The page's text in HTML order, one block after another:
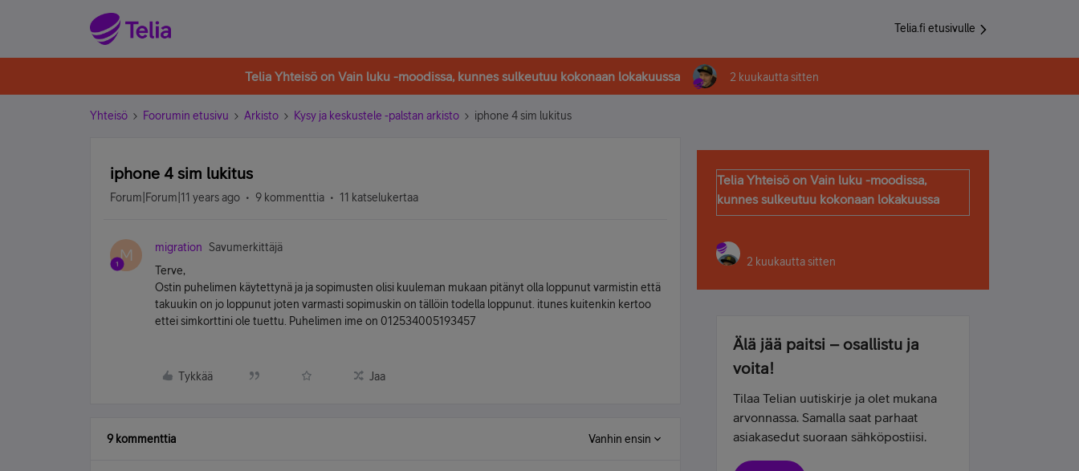
Telia.fi etusivulle
Telia Yhteisö on Vain luku -moodissa, kunnes sulkeutuu kokonaan lokakuussa 2 kuukautta sitten
Yhteisö Foorumin etusivu Arkisto Kysy ja keskustele -palstan arkisto iphone 4 sim lukitus
iphone 4 sim lukitus
Forum|Forum|11 years ago 9 kommenttia 11 katselukertaa
M migration
Savumerkittäjä
Terve,
Ostin puhelimen käytettynä ja ja sopimusten olisi kuuleman mukaan pitänyt olla loppunut varmistin että
takuukin on jo loppunut joten varmasti sopimuskin on tällöin todella loppunut. itunes kuitenkin kertoo
ettei simkorttini ole tuettu. Puhelimen ime on 012534005193457
Tykkää Jaa
9 kommenttia Vanhin ensin
Telia Yhteisö on Vain luku -moodissa,
kunnes sulkeutuu kokonaan lokakuussa
2 kuukautta sitten
Älä jää paitsi – osallistu ja
voita!
Tilaa Telian uutiskirje ja olet mukana
arvonnassa. Samalla saat parhaat
asiakasedut suoraan sähköpostiisi.